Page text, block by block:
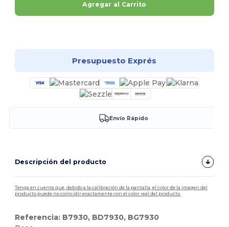
Agregar al Carrito
Presupuesto Exprés
Envío Rápido
Descripción del producto
Tenga en cuenta que, debido a la calibración de la pantalla, el color de la imagen del
producto puede no coincidir exactamente con el color real del producto.
Referencia: B7930, BD7930, BG7930